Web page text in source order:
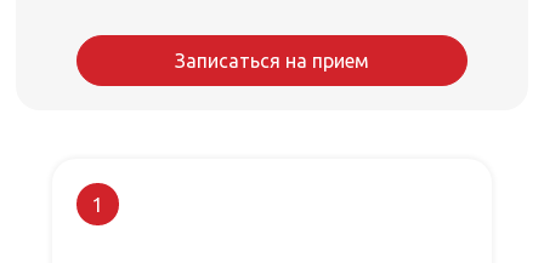
Записаться на прием
1